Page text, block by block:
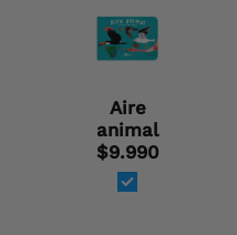
Aire
animal
$9.990